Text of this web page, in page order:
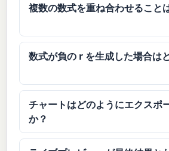
複数の数式を重ね合わせること
数式が負の r を生成した場合は
チャートはどのようにエクスポ
か？